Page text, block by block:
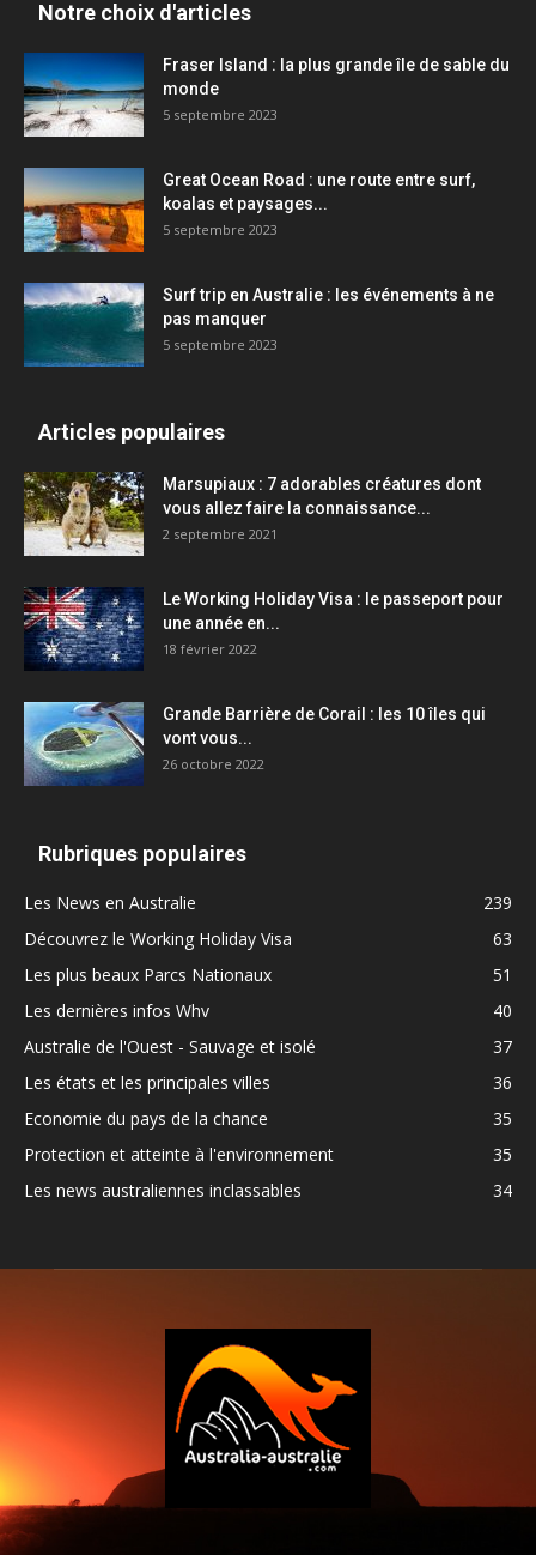
Notre choix d'articles
Fraser Island : la plus grande île de sable du
monde
5 septembre 2023
Great Ocean Road : une route entre surf,
koalas et paysages...
5 septembre 2023
Surf trip en Australie : les événements à ne
pas manquer
5 septembre 2023
Articles populaires
Marsupiaux : 7 adorables créatures dont
vous allez faire la connaissance...
2 septembre 2021
Le Working Holiday Visa : le passeport pour
une année en...
18 février 2022
Grande Barrière de Corail : les 10 îles qui
vont vous...
26 octobre 2022
Rubriques populaires
Les News en Australie
239
Découvrez le Working Holiday Visa
63
Les plus beaux Parcs Nationaux
51
Les dernières infos Whv
40
Australie de l'Ouest - Sauvage et isolé
37
Les états et les principales villes
36
Economie du pays de la chance
35
Protection et atteinte à l'environnement
35
Les news australiennes inclassables
34